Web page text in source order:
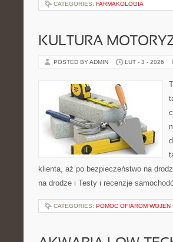
CATEGORIES: FARMAKOLOGIA
KULTURA
POSTED BY ADMIN LUT - 3 - 2026
klienta, aż po bezpieczeństwo na
na drodze i Testy i recenzje
CATEGORIES: POMOC OFIAROM WOJEN